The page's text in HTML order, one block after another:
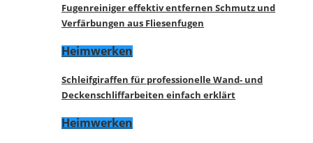
Fugenreiniger effektiv entfernen Schmutz und
Verfärbungen aus Fliesenfugen
Heimwerken
Schleifgiraffen für professionelle Wand- und
Deckenschliffarbeiten einfach erklärt
Heimwerken